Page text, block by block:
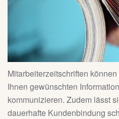
Mitarbeiterzeitschriften
Ihnen gewünschten
kommunizieren. Zudem lässt
dauerhafte Kundenbindung